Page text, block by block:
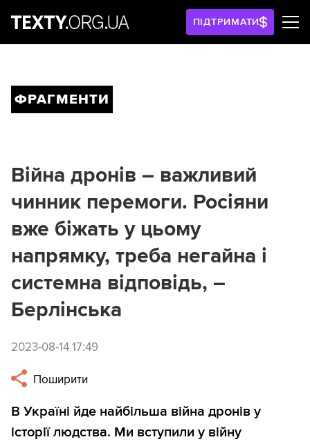
ПІДТРИМАТИ
ФРАГМЕНТИ
Війна дронів – важливий
чинник перемоги. Росіяни
вже біжать у цьому
напрямку, треба негайна і
системна відповідь, –
Берлінська
2023-08-14 17:49
Поширити
В Україні йде найбільша війна дронів у
історії людства. Ми вступили у війну